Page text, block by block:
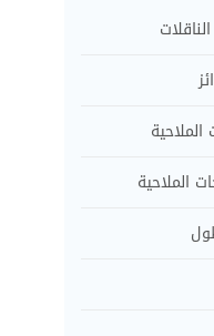
الملاحية